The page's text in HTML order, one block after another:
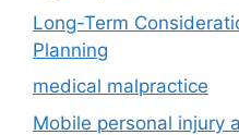
Long-Term
Planning
medical malpractice
Mobile personal injury